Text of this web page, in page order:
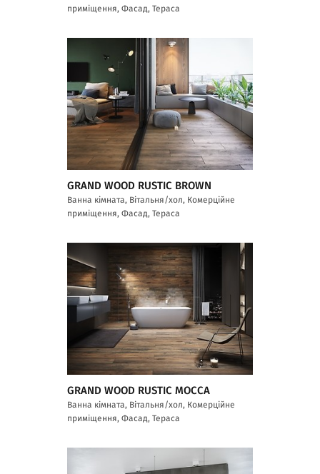
приміщення, Фасад, Тераса
GRAND WOOD RUSTIC BROWN
Ванна кімната, Вітальня/хол, Комерційне
приміщення, Фасад, Тераса
GRAND WOOD RUSTIC MOCCA
Ванна кімната, Вітальня/хол, Комерційне
приміщення, Фасад, Тераса